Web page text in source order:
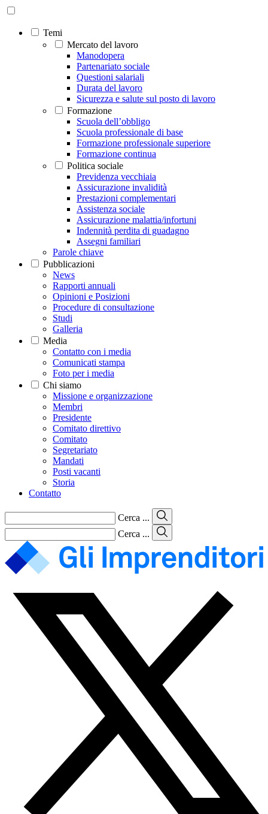
Temi
Mercato del lavoro
Manodopera
Partenariato sociale
Questioni salariali
Durata del lavoro
Sicurezza e salute sul posto di lavoro
Formazione
Scuola dell’obbligo
Scuola professionale di base
Formazione professionale superiore
Formazione continua
Politica sociale
Previdenza vecchiaia
Assicurazione invalidità
Prestazioni complementari
Assistenza sociale
Assicurazione malattia/infortuni
Indennità perdita di guadagno
Assegni familiari
Parole chiave
Pubblicazioni
News
Rapporti annuali
Opinioni e Posizioni
Procedure di consultazione
Studi
Galleria
Media
Contatto con i media
Comunicati stampa
Foto per i media
Chi siamo
Missione e organizzazione
Membri
Presidente
Comitato direttivo
Comitato
Segretariato
Mandati
Posti vacanti
Storia
Contatto
Cerca ...
Cerca ...